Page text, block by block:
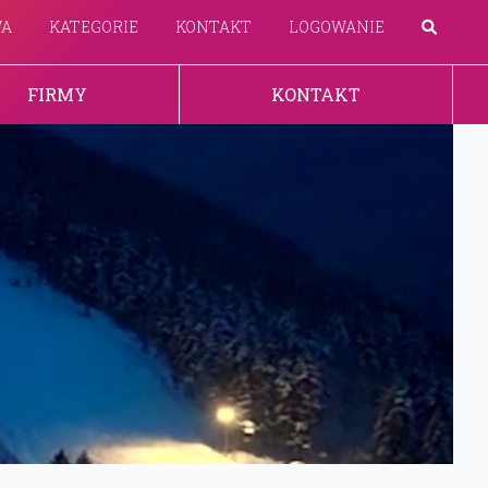
KATEGORIE KONTAKT LOGOWANIE
FIRMY KONTAKT